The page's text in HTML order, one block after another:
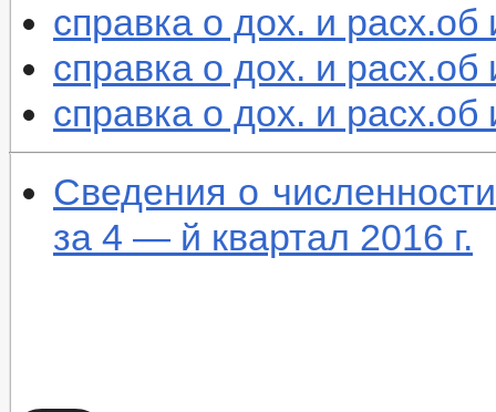
справка о дох. и
справка о дох. и
справка о дох. и
Сведения о
за 4 — й квартал 2016 г.